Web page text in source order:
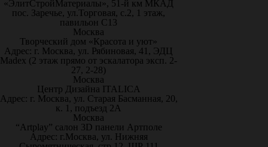
«ЭлитСтройМатериалы», 51-й км МКАД
пос. Заречье, ул.Торговая, с.2, 1 этаж,
павильон С13
Москва
Творческий дом «Красота и уют»
Адрес: г. Москва, ул. Рябиновая, 41, ЭДЦ
Madex (2 этаж прямо от эскалатора эксп. 2-
27, 2-28)
Москва
Центр Дизайна ITALICA
Адрес: г. Москва, ул. Старая Басманная, 20,
к. 1, подъезд 2А
Москва
“Artplay” салон 3D панели Артполе
Адрес: г.Москва, ул. Нижняя